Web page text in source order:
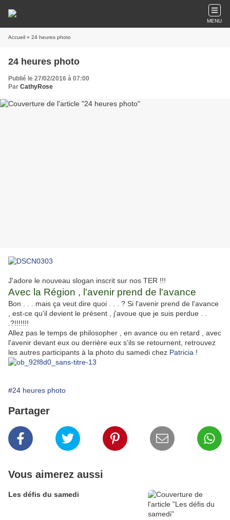
MENU
Accueil » 24 heures photo
24 heures photo
Publié le 27/02/2016 à 07:00
Par CathyRose
J'adore le nouveau slogan inscrit sur nos TER !!!
Avec la Région , l'avenir prend de l'avance
Bon . . . mais ça veut dire quoi . . . ? Si l'avenir prend de l'avance
, est-ce qu'il devient le présent , j'avoue que je suis perdue . .
.?!!!!!!!
Allez pas le temps de philosopher , en avance ou en retard , avec
l'avenir devant eux ou derrière eux s'ils se retournent, retrouvez
les autres participants à la photo du samedi chez Patricia !
#24 heures photo
Partager
Vous aimerez aussi
Les défis du samedi